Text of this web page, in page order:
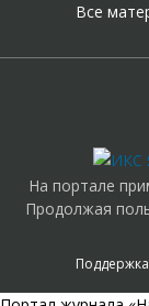
Все
На портале
Продолжая